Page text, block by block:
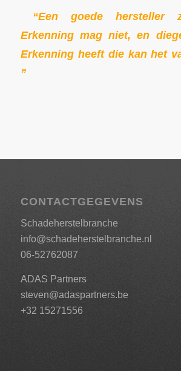
“Een goede hersteller
Erkenning mag niet, en
Erkenning heeft die kan het
”
CONTACTGEGEVENS
Schadeherstelbranche
info@schadeherstelbranche.nl
06-52762087
ADAS Partners
steven@adaspartners.be
+32 15271556